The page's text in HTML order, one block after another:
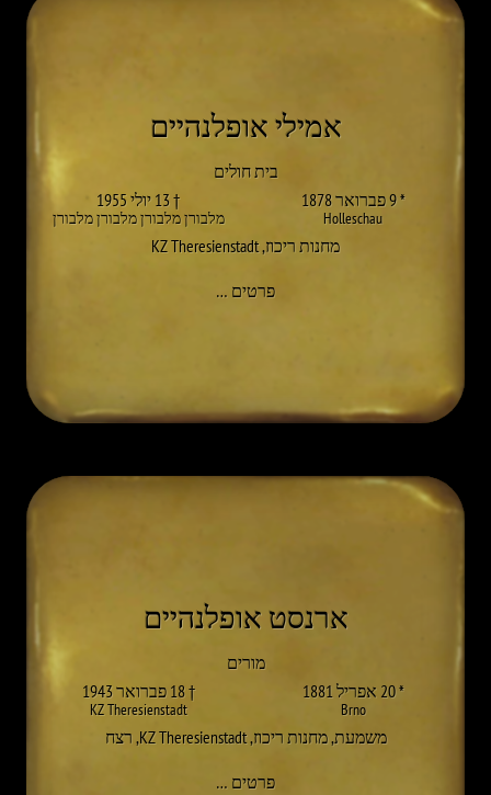
אמילי אופלנהיים
בית חולים
* 9 פברואר 1878
Holleschau
† 13 יולי 1955
מלבורן מלבורן מלבורן מלבורן
מחנות ריכוז,
KZ Theresienstadt
פרטים …
ארנסט אופלנהיים
מורים
* 20 אפריל 1881
Brno
† 18 פברואר 1943
KZ Theresienstadt
משמעת,מחנות ריכוז,
KZ Theresienstadt
,רצח
פרטים …